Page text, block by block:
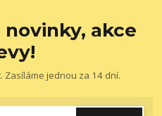
akce
Zasíláme jednou za 14 dní.